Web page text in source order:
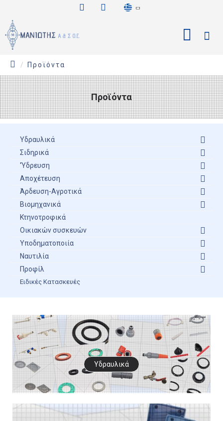
ιστότοπος
περιλαμβάνει
σύστημα
προσβασιμότητας.
Προϊόντα
Προϊόντα
Υδραυλικά
Σιδηρικά
'Ύδρευση
Αποχέτευση
Άρδευση-Αγροτικά
Βιομηχανικά
Κτηνοτροφικά
Οικιακών συσκευών
Υποδηματοποιία
Ναυτιλία
Προφίλ
Ειδικές Κατασκευές
Υδραυλικά